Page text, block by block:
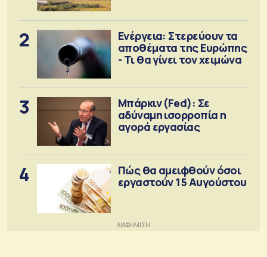
2
Ενέργεια: Στερεύουν τα
αποθέματα της Ευρώπης
- Τι θα γίνει τον χειμώνα
3
Μπάρκιν (Fed): Σε
αδύναμη ισορροπία η
αγορά εργασίας
4
Πώς θα αμειφθούν όσοι
εργαστούν 15 Αυγούστου